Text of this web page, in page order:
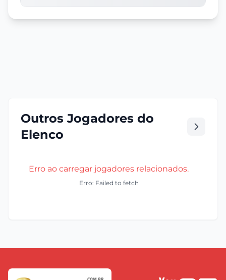
Outros Jogadores do
Elenco
Erro ao carregar jogadores relacionados.
Erro: Failed to fetch